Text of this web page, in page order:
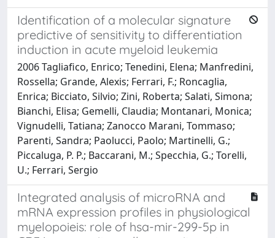
Identification of a molecular signature
predictive of sensitivity to differentiation
induction in acute myeloid leukemia
2006 Tagliafico, Enrico; Tenedini, Elena; Manfredini,
Rossella; Grande, Alexis; Ferrari, F.; Roncaglia,
Enrica; Bicciato, Silvio; Zini, Roberta; Salati, Simona;
Bianchi, Elisa; Gemelli, Claudia; Montanari, Monica;
Vignudelli, Tatiana; Zanocco Marani, Tommaso;
Parenti, Sandra; Paolucci, Paolo; Martinelli, G.;
Piccaluga, P. P.; Baccarani, M.; Specchia, G.; Torelli,
U.; Ferrari, Sergio
Integrated analysis of microRNA and
mRNA expression profiles in physiological
myelopoieis: role of hsa-mir-299-5p in